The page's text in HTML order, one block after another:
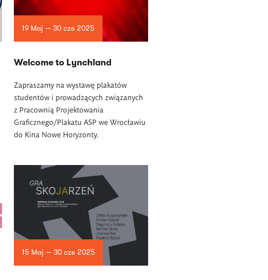
19 Maj — 30 cze 2025
Welcome to Lynchland
Zapraszamy na wystawę plakatów
studentów i prowadzących związanych
z Pracownią Projektowania
Graficznego/Plakatu ASP we Wrocławiu
do Kina Nowe Horyzonty.
15 Maj — 30 cze 2025